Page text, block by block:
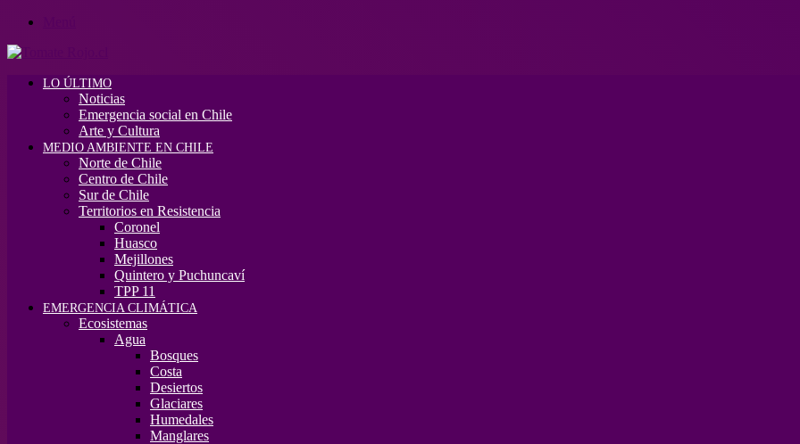
LO ÚLTIMO
Noticias
Emergencia social en Chile
Arte y Cultura
MEDIO AMBIENTE EN CHILE
Norte de Chile
Centro de Chile
Sur de Chile
Territorios en Resistencia
Coronel
Huasco
Mejillones
Quintero y Puchuncaví
TPP 11
EMERGENCIA CLIMÁTICA
Ecosistemas
Agua
Bosques
Costa
Desiertos
Glaciares
Humedales
Manglares